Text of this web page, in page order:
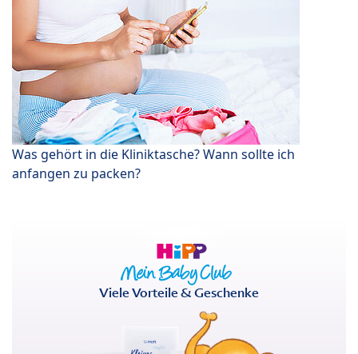
Was gehört in die Kliniktasche? Wann sollte ich
anfangen zu packen?
Viele Vorteile & Geschenke